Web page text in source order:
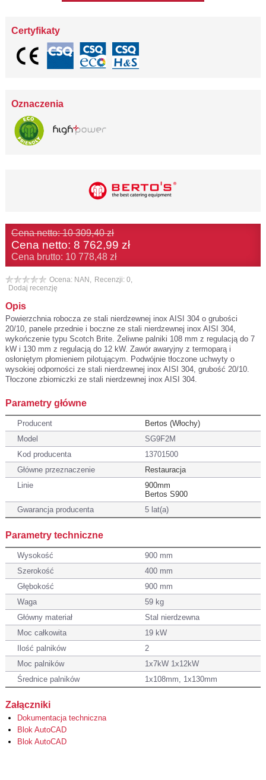
Certyfikaty
Oznaczenia
Cena netto: 10 309,40 zł
Cena netto: 8 762,99 zł
Cena brutto: 10 778,48 zł
Ocena: NAN, Recenzji: 0,
Dodaj recenzję
Opis
Powierzchnia robocza ze stali nierdzewnej inox AISI 304 o grubości
20/10, panele przednie i boczne ze stali nierdzewnej inox AISI 304,
wykończenie typu Scotch Brite. Żeliwne palniki 108 mm z regulacją do 7
kW i 130 mm z regulacją do 12 kW. Zawór awaryjny z termoparą i
osłoniętym płomieniem pilotującym. Podwójnie tłoczone uchwyty o
wysokiej odporności ze stali nierdzewnej inox AISI 304, grubość 20/10.
Tłoczone zbiorniczki ze stali nierdzewnej inox AISI 304.
Parametry główne
Producent
Bertos (Włochy)
Model
SG9F2M
Kod producenta
13701500
Główne przeznaczenie
Restauracja
Linie
900mm
Bertos S900
Gwarancja producenta
5 lat(a)
Parametry techniczne
Wysokość
900 mm
Szerokość
400 mm
Głębokość
900 mm
Waga
59 kg
Główny materiał
Stal nierdzewna
Moc całkowita
19 kW
Ilość palników
2
Moc palników
1x7kW 1x12kW
Średnice palników
1x108mm, 1x130mm
Załączniki
Dokumentacja techniczna
Blok AutoCAD
Blok AutoCAD